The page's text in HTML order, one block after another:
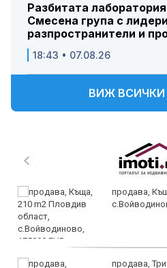
Разбитата
Смесена група с
разпространители и
18:43 • 07.08.26
ВИЖ
продава,
продава,